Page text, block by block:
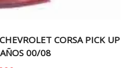
CORSA PICK UP
00/08